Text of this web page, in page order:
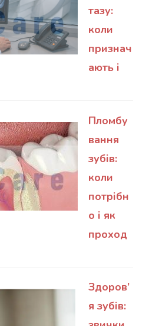
тазу:
коли
признач
ають і
Пломбу
вання
зубів:
коли
потрібн
о і як
проход
Здоров’
я зубів: